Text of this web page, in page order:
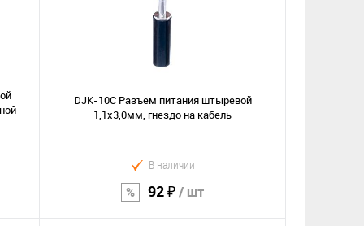
DJK-10C Разъем питания штыревой
1,1х3,0мм, гнездо на кабель
В наличии
92 ₽/ шт